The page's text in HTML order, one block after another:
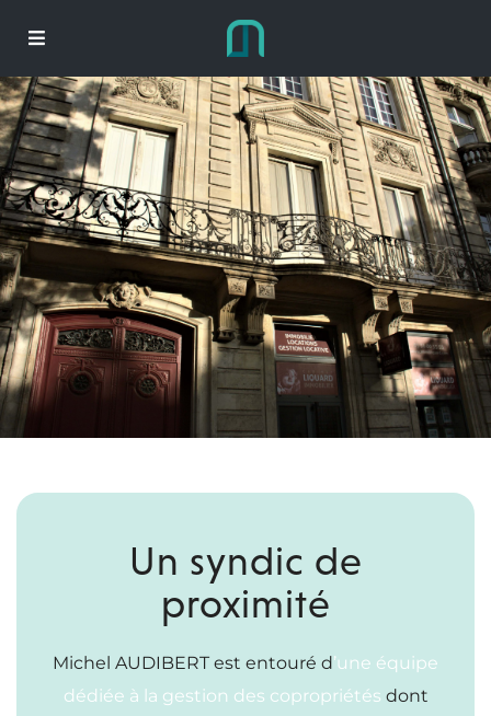
Un syndic de
proximité
Michel AUDIBERT est entouré d’une équipe
dédiée à la gestion des copropriétés dont